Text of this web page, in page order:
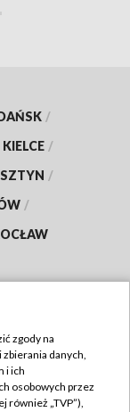
/
KIELCE /
/
/
zgody na
danych,
i ich
osobowych przez
również „TVP”),